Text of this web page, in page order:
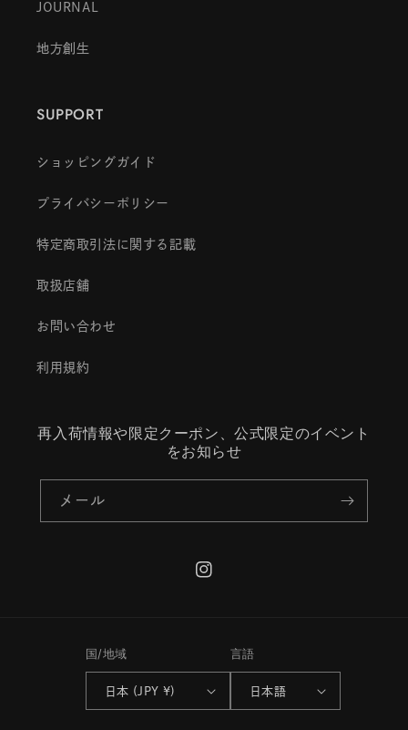
JOURNAL
地方創生
SUPPORT
ショッピングガイド
プライバシーポリシー
特定商取引法に関する記載
取扱店舗
お問い合わせ
利用規約
再入荷情報や限定クーポン、公式限定のイベント
をお知らせ
メール
Instagram
国/地域
日本 (JPY ¥)
言語
日本語